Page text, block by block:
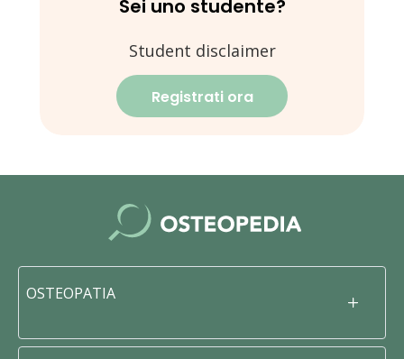
Sei uno studente?
Student disclaimer
Registrati ora
OSTEOPATIA